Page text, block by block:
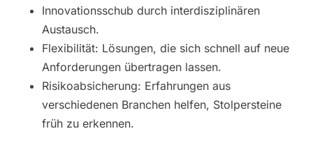
Innovationsschub durch interdisziplinären
Austausch.
Flexibilität: Lösungen, die sich schnell auf neue
Anforderungen übertragen lassen.
Risikoabsicherung: Erfahrungen aus
verschiedenen Branchen helfen, Stolpersteine
früh zu erkennen.